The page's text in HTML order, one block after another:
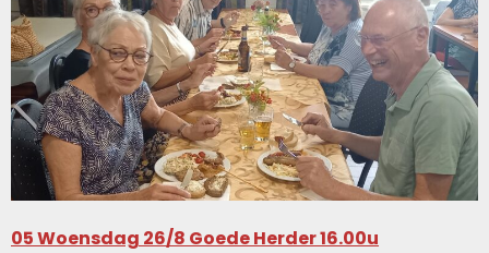
05 Woensdag 26/8 Goede Herder 16.00u